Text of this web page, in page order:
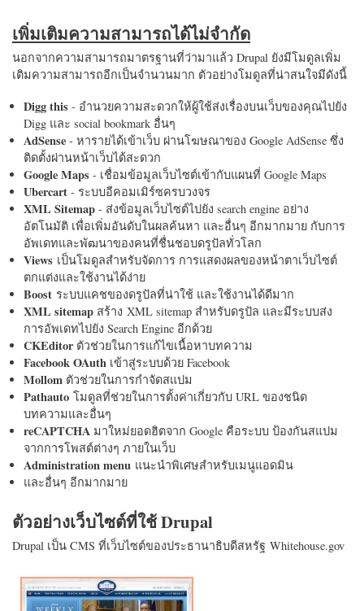
เพิ่มเติมความสามารถได้ไม่จำกัด
นอกจากความสามารถมาตรฐานที่ว่ามาแล้ว Drupal ยังมีโมดูลเพิ่ม
เติมความสามารถอีกเป็นจำนวนมาก ตัวอย่างโมดูลที่น่าสนใจมีดังนี้
Digg this - อำนวยความสะดวกให้ผู้ใช้ส่งเรื่องบนเว็บของคุณไปยัง
Digg และ social bookmark อื่นๆ
AdSense - หารายได้เข้าเว็บ ผ่านโฆษณาของ Google AdSense ซึ่ง
ติดตั้งผ่านหน้าเว็บได้สะดวก
Google Maps - เชื่อมข้อมูลเว็บไซต์เข้ากับแผนที่ Google Maps
Ubercart - ระบบอีคอมเมิร์ซครบวงจร
XML Sitemap - ส่งข้อมูลเว็บไซต์ไปยัง search engine อย่าง
อัตโนมัติ เพื่อเพิ่มอันดับในผลค้นหา และอื่นๆ อีกมากมาย กับการ
อัพเดทและพัฒนาของคนที่ชื่นชอบดรูปัลทั่วโลก
Views เป็นโมดูลสำหรับจัดการ การแสดงผลของหน้าตาเว็บไซต์
ตกแต่งและใช้งานได้ง่าย
Boost ระบบแคชของดรูปัลที่น่าใช้ และใช้งานได้ดีมาก
XML sitemap สร้าง XML sitemap สำหรับดรูปัล และมีระบบส่ง
การอัพเดทไปยัง Search Engine อีกด้วย
CKEditorตัวช่วยในการแก้ไขเนื้อหาบทความ
Facebook OAuth เข้าสู่ระบบด้วย Facebook
Mollom ตัวช่วยในการกำจัดสแปม
Pathauto โมดูลที่ช่วยในการตั้งค่าเกี่ยวกับ URL ของชนิด
บทความและอื่นๆ
reCAPTCHA มาใหม่ยอดฮิตจาก Google คือระบบ ป้องกันสแปม
จากการโพสต์ต่างๆ ภายในเว็บ
Administration menu แนะนำพิเศษสำหรับเมนูแอดมิน
และอื่นๆ อีกมากมาย
ตัวอย่างเว็บไซต์ที่ใช้ Drupal
Drupal เป็น CMS ที่เว็บไซต์ของประธานาธิบดีสหรัฐ Whitehouse.gov